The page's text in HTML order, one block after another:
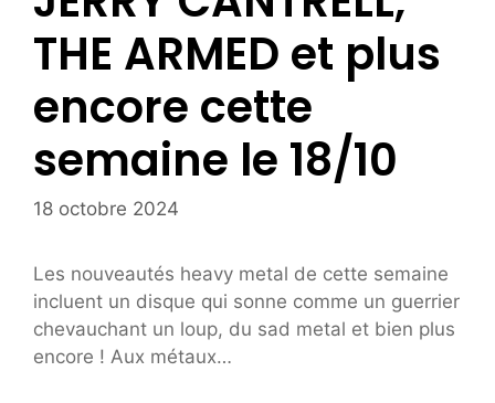
THE ARMED et plus
encore cette
semaine le 18/10
18 octobre 2024
Les nouveautés heavy metal de cette semaine
incluent un disque qui sonne comme un guerrier
chevauchant un loup, du sad metal et bien plus
encore ! Aux métaux…